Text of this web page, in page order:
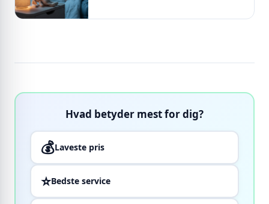
Hvad betyder mest for dig?
💰Laveste pris
⭐Bedste service